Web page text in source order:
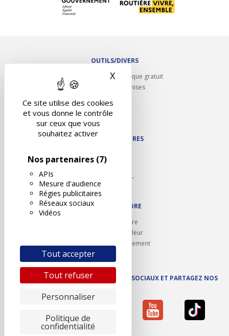
Ce site utilise des cookies
et vous donne le contrôle
sur ceux que vous
souhaitez activer
Nos partenaires (7)
APIs
Mesure d'audience
Régies publicitaires
Réseaux sociaux
Vidéos
Tout accepter
Tout refuser
Personnaliser
Politique de
confidentialité
X Masquer le bandeau des
OUTILS/DIVERS
Rappel contrôle technique gratuit
Partenariats/Remises
Contact
NOS PARTENAIRES
Autodidact
Karoil
Autovision PL
Motovision
NOUS REJOINDRE
Ouvrir un centre
Devenez contrôleur
Carrières et recrutement
SUIVEZ AUTOVISION SUR LES RÉSEAUX SOCIAUX ET PARTAGEZ NOS